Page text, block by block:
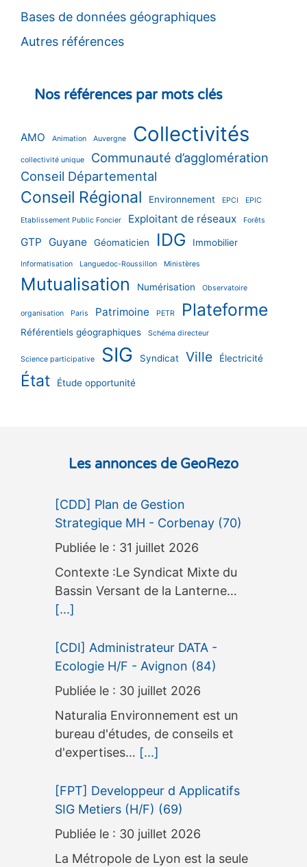
Bases de données géographiques
Autres références
Nos références par mots clés
AMO Animation Auvergne Collectivités
collectivité unique
Communauté d’agglomération
Conseil Départemental
Conseil Régional Environnement EPCI EPIC
Etablissement Public Foncier Exploitant de réseaux Forêts
GTP Guyane Géomaticien IDG Immobilier
Informatisation Languedoc-Roussillon Ministères
Mutualisation Numérisation Observatoire
organisation Paris Patrimoine PETR Plateforme
Référentiels géographiques Schéma directeur
Science participative SIG Syndicat Ville Électricité
État Étude opportunité
Les annonces de GeoRezo
[CDD] Plan de Gestion
Strategique MH - Corbenay (70)
31 juillet 2026
Contexte :Le Syndicat Mixte du
Bassin Versant de la Lanterne…
[...]
[CDI] Administrateur DATA -
Ecologie H/F - Avignon (84)
30 juillet 2026
Naturalia Environnement est un
bureau d'études, de conseils et
d'expertises… [...]
[FPT] Developpeur d Applicatifs
SIG Metiers (H/F) (69)
30 juillet 2026
La Métropole de Lyon est la seule